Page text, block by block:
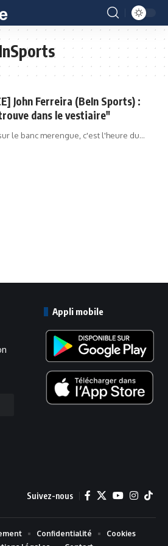
John Ferreira (BeIn Sports) :
dans le vestiaire"
le banc merengue, c'est l'heure du…
Appli mobile
Suivez-nous
Confidentialité
Cookies